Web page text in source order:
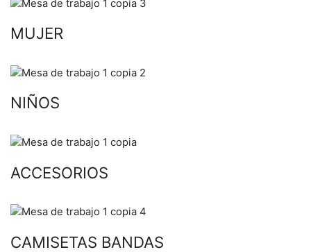
MUJER
NIÑOS
ACCESORIOS
CAMISETAS BANDAS